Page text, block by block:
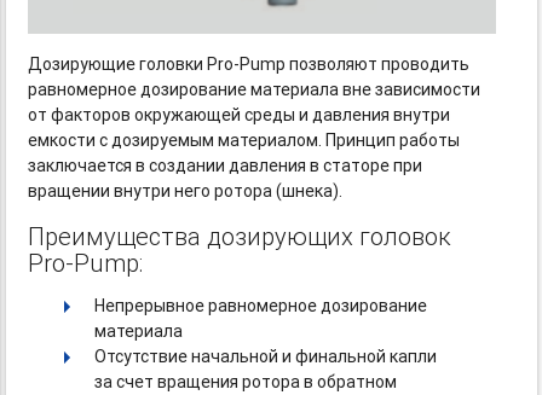
Дозирующие головкиPro-Pump позволяют проводить
равномерное дозирование материала вне зависимости
от факторов окружающей среды и давления внутри
емкости с дозируемым материалом. Принцип работы
заключается в создании давления в статоре при
вращении внутри него ротора (шнека).
Преимущества дозирующих головок
Pro-Pump:
Непрерывное равномерное дозирование
материала
Отсутствие начальной и финальной капли
за счет вращения ротора в обратном